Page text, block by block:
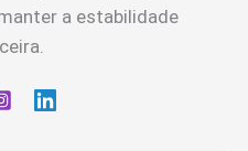
a estabilidade